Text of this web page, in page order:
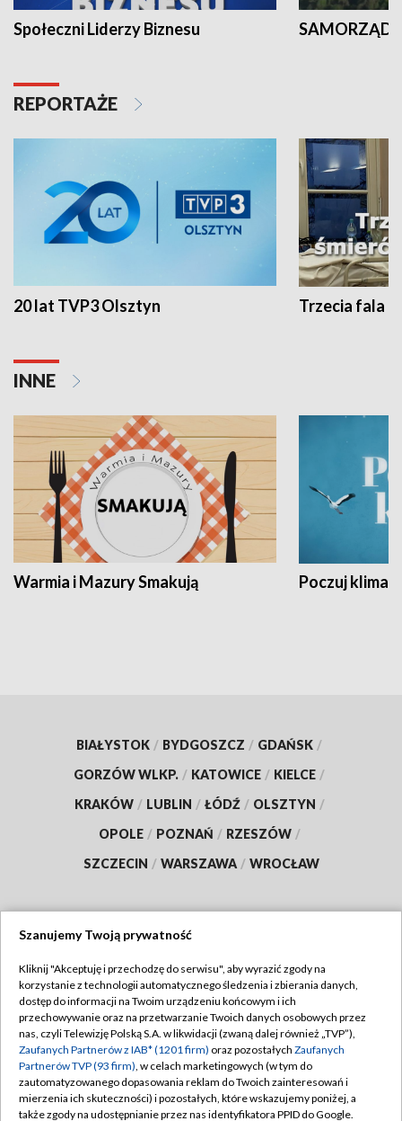
Społeczni Liderzy Biznesu SAMORZĄD
REPORTAŻE
20 lat TVP3 Olsztyn Trzecia fala -
INNE
Warmia i Mazury Smakują Poczuj klimat
BIAŁYSTOK / BYDGOSZCZ / GDAŃSK /
GORZÓW WLKP. / KATOWICE / KIELCE /
KRAKÓW / LUBLIN / ŁÓDŹ / OLSZTYN /
OPOLE / POZNAŃ / RZESZÓW /
SZCZECIN / WARSZAWA / WROCŁAW
TVP
Abonament TVP
Emisja w TVP
Centrum informacji TVP
Naziemna Telewizja Cyfrowa
Regulamin TVP
Polityka prywatności
Moje zgody
Pomoc
Szanujemy Twoją prywatność
Kliknij "Akceptuję i przechodzę do serwisu", aby wyrazić zgody na
korzystanie z technologii automatycznego śledzenia i zbierania danych,
dostęp do informacji na Twoim urządzeniu końcowym i ich
przechowywanie oraz na przetwarzanie Twoich danych osobowych przez
nas, czyli Telewizję Polską S.A. w likwidacji (zwaną dalej również „TVP”),
Zaufanych Partnerów z IAB* (1201 firm) oraz pozostałych Zaufanych
Partnerów TVP (93 firm), w celach marketingowych (w tym do
zautomatyzowanego dopasowania reklam do Twoich zainteresowań i
mierzenia ich skuteczności) i pozostałych, które wskazujemy poniżej, a
także zgody na udostępnianie przez nas identyfikatora PPID do Google.